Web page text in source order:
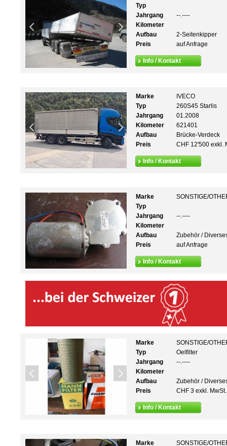
Typ
Jahrgang
--.----
Kilometer
Aufbau
2-Seitenkipper
Preis
auf Anfrage
Info / Kontakt
Marke
IVECO
Typ
260S45 Starlis
Jahrgang
01.2008
Kilometer
621401
Aufbau
Brücke-Verdeck
Preis
CHF 12'500 exkl.
Info / Kontakt
Marke
SONSTIGE/
Typ
Jahrgang
--.----
Kilometer
Aufbau
Zubehör /
Preis
auf Anfrage
Info / Kontakt
Marke
SONSTIGE/
Typ
Oelfilter
Jahrgang
--.----
Kilometer
Aufbau
Zubehör /
Preis
CHF 3 exkl. MwSt.
Info / Kontakt
Marke SONSTIGE/